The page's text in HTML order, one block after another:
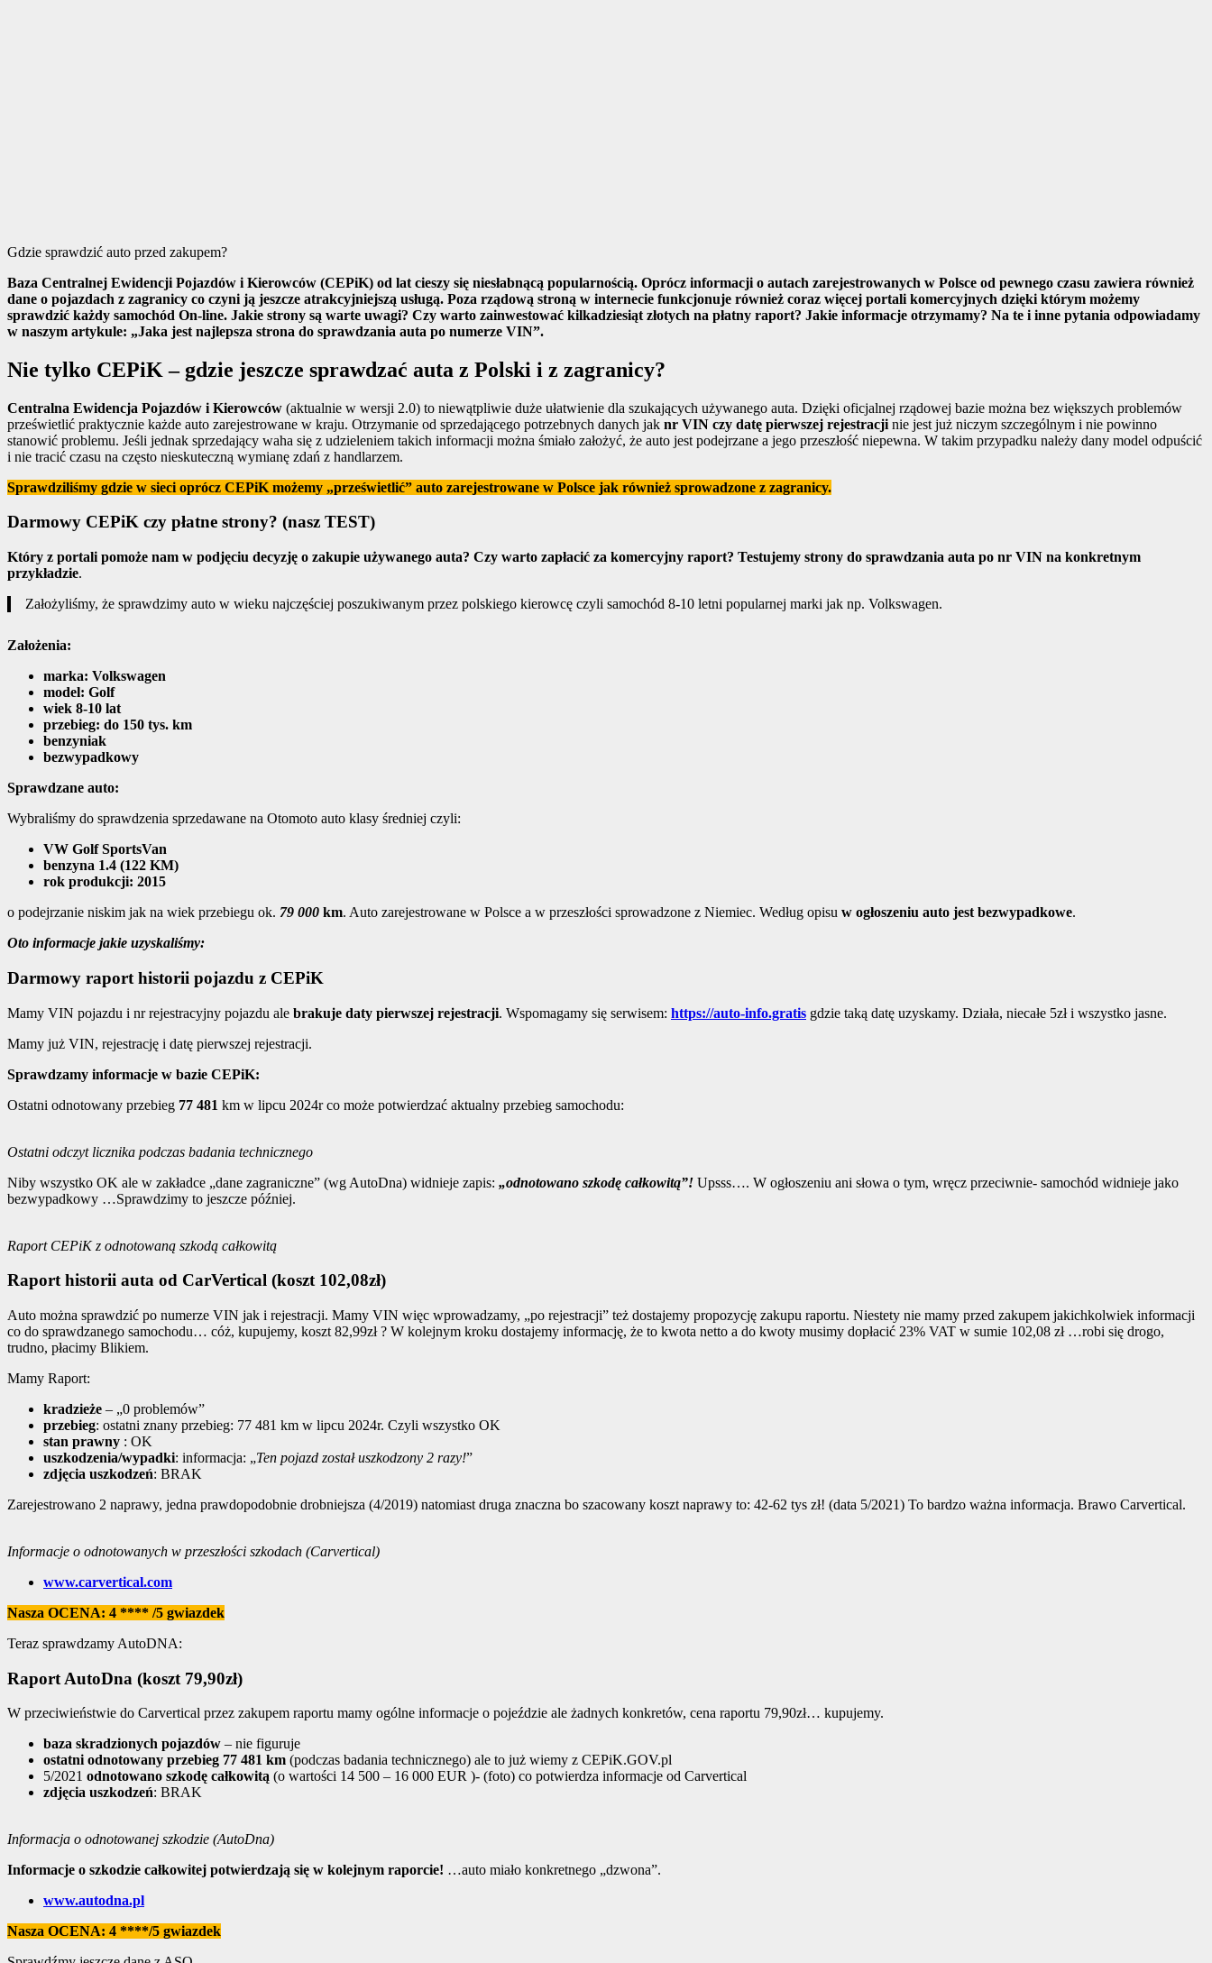
Gdzie sprawdzić auto przed zakupem?
Baza Centralnej Ewidencji Pojazdów i Kierowców (CEPiK) od lat cieszy się niesłabnącą popularnością. Oprócz informacji o autach zarejestrowanych w Polsce od pewnego czasu zawiera również
dane o pojazdach z zagranicy co czyni ją jeszcze atrakcyjniejszą usługą. Poza rządową stroną w internecie funkcjonuje również coraz więcej portali komercyjnych dzięki którym możemy
sprawdzić każdy samochód On-line. Jakie strony są warte uwagi? Czy warto zainwestować kilkadziesiąt złotych na płatny raport? Jakie informacje otrzymamy? Na te i inne pytania odpowiadamy
w naszym artykule: „Jaka jest najlepsza strona do sprawdzania auta po numerze VIN”.
Nie tylko CEPiK – gdzie jeszcze sprawdzać auta z Polski i z zagranicy?
Centralna Ewidencja Pojazdów i Kierowców (aktualnie w wersji 2.0) to niewątpliwie duże ułatwienie dla szukających używanego auta. Dzięki oficjalnej rządowej bazie można bez większych problemów
prześwietlić praktycznie każde auto zarejestrowane w kraju. Otrzymanie od sprzedającego potrzebnych danych jak nr VIN czy datę pierwszej rejestracji nie jest już niczym szczególnym i nie powinno
stanowić problemu. Jeśli jednak sprzedający waha się z udzieleniem takich informacji można śmiało założyć, że auto jest podejrzane a jego przeszłość niepewna. W takim przypadku należy dany model odpuścić
i nie tracić czasu na często nieskuteczną wymianę zdań z handlarzem.
Sprawdziliśmy gdzie w sieci oprócz CEPiK możemy „prześwietlić” auto zarejestrowane w Polsce jak również sprowadzone z zagranicy.
Darmowy CEPiK czy płatne strony? (nasz TEST)
Który z portali pomoże nam w podjęciu decyzję o zakupie używanego auta? Czy warto zapłacić za komercyjny raport? Testujemy strony do sprawdzania auta po nr VIN na konkretnym
przykładzie.
Założyliśmy, że sprawdzimy auto w wieku najczęściej poszukiwanym przez polskiego kierowcę czyli samochód 8-10 letni popularnej marki jak np. Volkswagen.
Założenia:
marka: Volkswagen
model: Golf
wiek 8-10 lat
przebieg: do 150 tys. km
benzyniak
bezwypadkowy
Sprawdzane auto:
Wybraliśmy do sprawdzenia sprzedawane na Otomoto auto klasy średniej czyli:
VW Golf SportsVan
benzyna 1.4 (122 KM)
rok produkcji: 2015
o podejrzanie niskim jak na wiek przebiegu ok. 79 000 km. Auto zarejestrowane w Polsce a w przeszłości sprowadzone z Niemiec. Według opisu w ogłoszeniu auto jest bezwypadkowe.
Oto informacje jakie uzyskaliśmy:
Darmowy raport historii pojazdu z CEPiK
Mamy VIN pojazdu i nr rejestracyjny pojazdu ale brakuje daty pierwszej rejestracji. Wspomagamy się serwisem: https://auto-info.gratis gdzie taką datę uzyskamy. Działa, niecałe 5zł i wszystko jasne.
Mamy już VIN, rejestrację i datę pierwszej rejestracji.
Sprawdzamy informacje w bazie CEPiK:
Ostatni odnotowany przebieg 77 481 km w lipcu 2024r co może potwierdzać aktualny przebieg samochodu:
Ostatni odczyt licznika podczas badania technicznego
Niby wszystko OK ale w zakładce „dane zagraniczne” (wg AutoDna) widnieje zapis: „odnotowano szkodę całkowitą”! Upsss…. W ogłoszeniu ani słowa o tym, wręcz przeciwnie- samochód widnieje jako
bezwypadkowy …Sprawdzimy to jeszcze później.
Raport CEPiK z odnotowaną szkodą całkowitą
Raport historii auta od CarVertical (koszt 102,08zł)
Auto można sprawdzić po numerze VIN jak i rejestracji. Mamy VIN więc wprowadzamy, „po rejestracji” też dostajemy propozycję zakupu raportu. Niestety nie mamy przed zakupem jakichkolwiek informacji
co do sprawdzanego samochodu… cóż, kupujemy, koszt 82,99zł ? W kolejnym kroku dostajemy informację, że to kwota netto a do kwoty musimy dopłacić 23% VAT w sumie 102,08 zł …robi się drogo,
trudno, płacimy Blikiem.
Mamy Raport:
kradzieże – „0 problemów”
przebieg: ostatni znany przebieg: 77 481 km w lipcu 2024r. Czyli wszystko OK
stan prawny : OK
uszkodzenia/wypadki: informacja: „Ten pojazd został uszkodzony 2 razy!”
zdjęcia uszkodzeń: BRAK
Zarejestrowano 2 naprawy, jedna prawdopodobnie drobniejsza (4/2019) natomiast druga znaczna bo szacowany koszt naprawy to: 42-62 tys zł! (data 5/2021) To bardzo ważna informacja. Brawo Carvertical.
Informacje o odnotowanych w przeszłości szkodach (Carvertical)
www.carvertical.com
Nasza OCENA: 4 **** /5 gwiazdek
Teraz sprawdzamy AutoDNA:
Raport AutoDna (koszt 79,90zł)
W przeciwieństwie do Carvertical przez zakupem raportu mamy ogólne informacje o pojeździe ale żadnych konkretów, cena raportu 79,90zł… kupujemy.
baza skradzionych pojazdów – nie figuruje
ostatni odnotowany przebieg 77 481 km (podczas badania technicznego) ale to już wiemy z CEPiK.GOV.pl
5/2021 odnotowano szkodę całkowitą (o wartości 14 500 – 16 000 EUR )- (foto) co potwierdza informacje od Carvertical
zdjęcia uszkodzeń: BRAK
Informacja o odnotowanej szkodzie (AutoDna)
Informacje o szkodzie całkowitej potwierdzają się w kolejnym raporcie! …auto miało konkretnego „dzwona”.
www.autodna.pl
Nasza OCENA: 4 ****/5 gwiazdek